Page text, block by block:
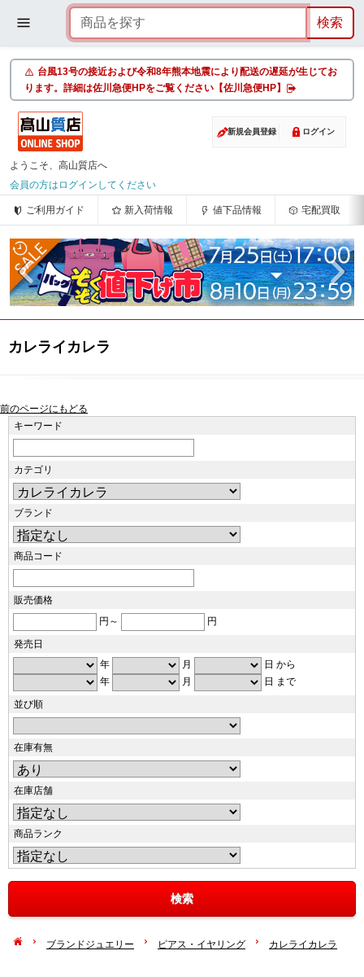
台風13号の接近および令和8年熊本地震により配送の遅延が生じてお
ります。詳細は佐川急便HPをご覧ください【佐川急便HP】
新規会員登録 ログイン
ようこそ、高山質店へ
会員の方はログインしてください
ご利用ガイド 新入荷情報 値下品情報 宅配買取
カレライカレラ
前のページにもどる
キーワード
カテゴリ
ブランド
商品コード
販売価格
円～
円
発売日
年
月
日 から
年
月
日 まで
並び順
在庫有無
在庫店舗
商品ランク
ブランドジュエリー ピアス・イヤリング カレライカレラ